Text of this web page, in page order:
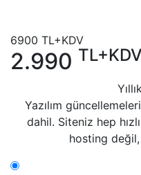
6900 TL+KDV
2.990 TL+KDV
Yazılım
dahil. Siteniz hep
hosting